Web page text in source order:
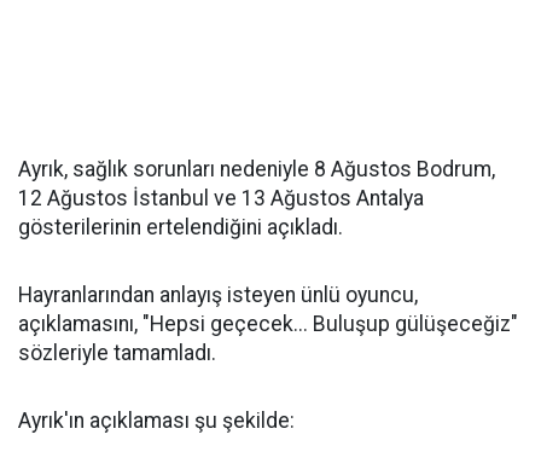
Ayrık, sağlık sorunları nedeniyle 8 Ağustos Bodrum,
12 Ağustos İstanbul ve 13 Ağustos Antalya
gösterilerinin ertelendiğini açıkladı.
Hayranlarından anlayış isteyen ünlü oyuncu,
açıklamasını, "Hepsi geçecek... Buluşup gülüşeceğiz"
sözleriyle tamamladı.
Ayrık'ın açıklaması şu şekilde: